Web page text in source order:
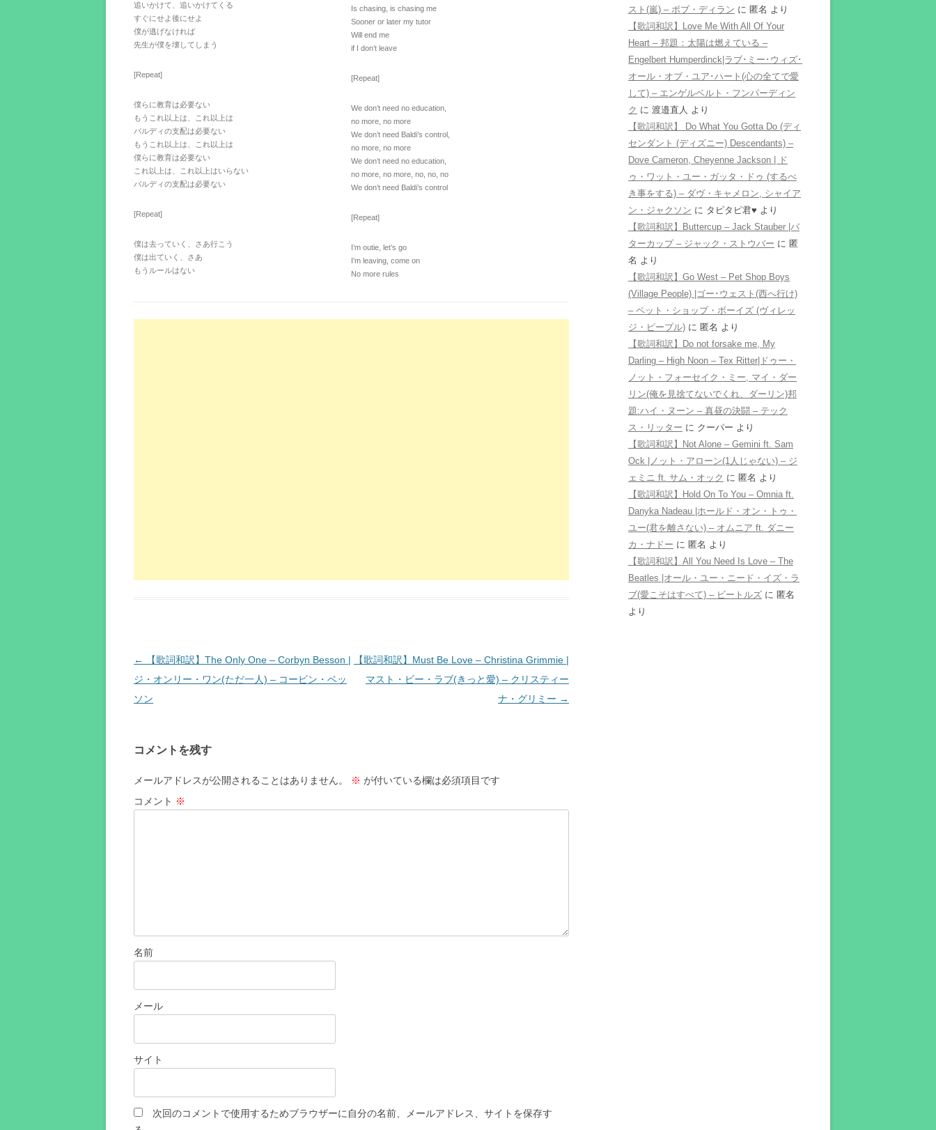
追いかけて、追いかけてくる
すぐにせよ後にせよ
僕が逃げなければ
先生が僕を壊してしまう
[Repeat]
僕らに教育は必要ない
もうこれ以上は、これ以上は
バルディの支配は必要ない
もうこれ以上は、これ以上は
僕らに教育は必要ない
これ以上は、これ以上はいらない
バルディの支配は必要ない
[Repeat]
僕は去っていく、さあ行こう
僕は出ていく、さあ
もうルールはない
Is chasing, is chasing me
Sooner or later my tutor
Will end me
if I don’t leave
[Repeat]
We don’t need no education,
no more, no more
We don’t need Baldi’s control,
no more, no more
We don’t need no education,
no more, no more, no, no, no
We don’t need Baldi’s control
[Repeat]
I’m outie, let’s go
I’m leaving, come on
No more rules
投
稿
ナ
ー
シ
ョ
←
【歌詞和訳】The Only One – Corbyn Besson |
ジ・オンリー・ワン(ただ一人) – コービン・ベッ
ソン
【歌詞和訳】Must Be Love – Christina Grimmie |
マスト・ビー・ラブ(きっと愛) – クリスティー
ナ・グリミー →
コメントを残す
メールアドレスが公開されることはありません。 ※ が付いている欄は必須項目です
コメント ※
名前
メール
サイト
次回のコメントで使用するためブラウザーに自分の名前、メールアドレス、サイトを保存す
スト(嵐) – ボブ・ディラン に 匿名 より
【歌詞和訳】Love Me With All Of Your
Heart – 邦題：太陽は燃えている –
Engelbert Humperdinck|ラブ･ミー･ウィズ･
オール・オブ・ユア･ハート(心の全てで愛
して) – エンゲルベルト・フンパーディン
ク に 渡邉直人 より
【歌詞和訳】 Do What You Gotta Do (ディ
センダント (ディズニー) Descendants) –
Dove Cameron, Cheyenne Jackson | ド
ゥ・ワット・ユー・ガッタ・ドゥ (するべ
き事をする) – ダヴ・キャメロン, シャイア
ン・ジャクソン に タピタピ君♥️ より
【歌詞和訳】Buttercup – Jack Stauber |バ
ターカップ – ジャック・ストウバー に 匿
名 より
【歌詞和訳】Go West – Pet Shop Boys
(Village People) |ゴー･ウェスト(西へ行け)
– ペット・ショップ・ボーイズ (ヴィレッ
ジ・ピープル) に 匿名 より
【歌詞和訳】Do not forsake me, My
Darling – High Noon – Tex Ritter|ドゥー・
ノット・フォーセイク・ミー, マイ・ダー
リン(俺を見捨てないでくれ、ダーリン)邦
題:ハイ・ヌーン – 真昼の決闘 – テック
ス・リッター に クーパー より
【歌詞和訳】Not Alone – Gemini ft. Sam
Ock |ノット・アローン(1人じゃない) – ジ
ェミニ ft. サム・オック に 匿名 より
【歌詞和訳】Hold On To You – Omnia ft.
Danyka Nadeau |ホールド・オン・トゥ・
ユー(君を離さない) – オムニア ft. ダニー
カ・ナドー に 匿名 より
【歌詞和訳】All You Need Is Love – The
Beatles |オール・ユー・ニード・イズ・ラ
ブ(愛こそはすべて) – ビートルズ に 匿名
より